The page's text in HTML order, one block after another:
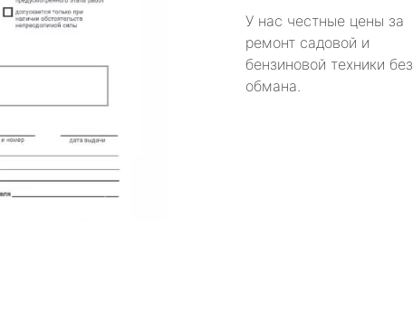
У нас честные цены за
ремонт садовой и
бензиновой техники без
обмана.